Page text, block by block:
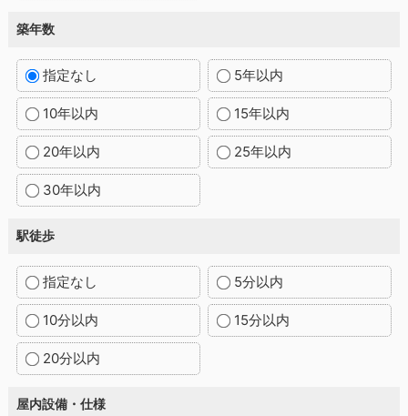
築年数
指定なし 5年以内
10年以内 15年以内
20年以内 25年以内
30年以内
駅徒歩
指定なし 5分以内
10分以内 15分以内
20分以内
屋内設備・仕様